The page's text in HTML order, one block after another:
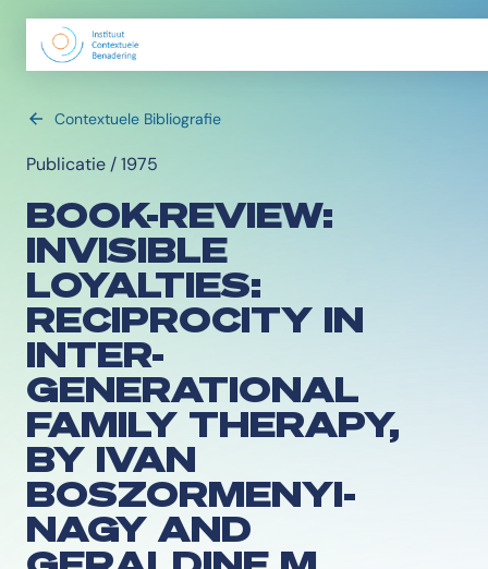
Contextuele Bibliografie
Publicatie / 1975
BOOK-REVIEW:
INVISIBLE
LOYALTIES:
RECIPROCITY IN
INTER-
GENERATIONAL
FAMILY THERAPY,
BY IVAN
BOSZORMENYI-
NAGY AND